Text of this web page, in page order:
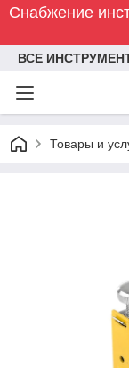
Снабжение
ВСЕ
Товары и